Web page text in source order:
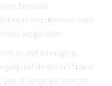
Een basis
een computer voor onze
sterk aangeraden.
we zoveel als mogelijk
dat de docent tijdens
of dergelijke voorziet.